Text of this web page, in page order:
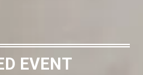
EVENT